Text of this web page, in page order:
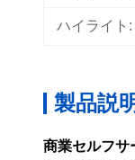
ハイライト:
製品説
商業セルフサ